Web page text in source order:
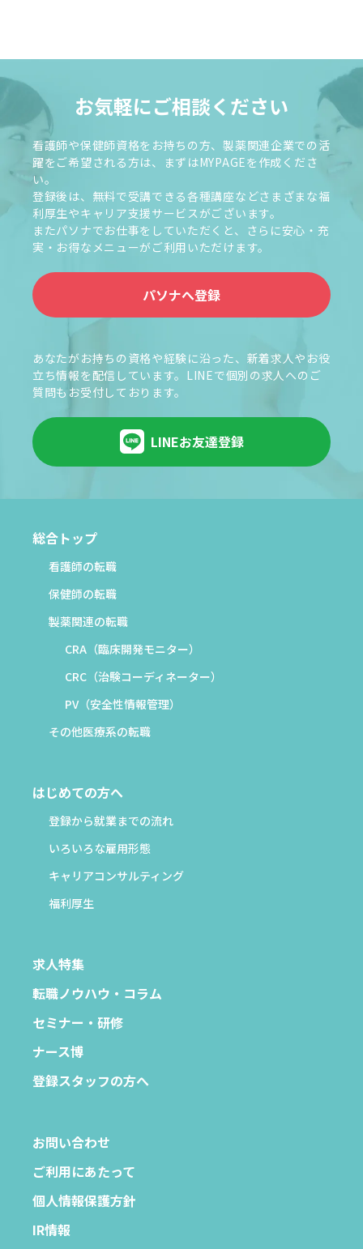
お気軽にご相談ください
看護師や保健師資格をお持ちの方、製薬関連企業での活
躍をご希望される方は、まずはMYPAGEを作成くださ
い。
登録後は、無料で受講できる各種講座などさまざまな福
利厚生やキャリア支援サービスがございます。
またパソナでお仕事をしていただくと、さらに安心・充
実・お得なメニューがご利用いただけます。
パソナへ登録
あなたがお持ちの資格や経験に沿った、新着求人やお役
立ち情報を配信しています。LINEで個別の求人へのご
質問もお受付しております。
LINEお友達登録
総合トップ
看護師の転職
保健師の転職
製薬関連の転職
CRA（臨床開発モニター）
CRC（治験コーディネーター）
PV（安全性情報管理）
その他医療系の転職
はじめての方へ
登録から就業までの流れ
いろいろな雇用形態
キャリアコンサルティング
福利厚生
求人特集
転職ノウハウ・コラム
セミナー・研修
ナース博
登録スタッフの方へ
お問い合わせ
ご利用にあたって
個人情報保護方針
IR情報